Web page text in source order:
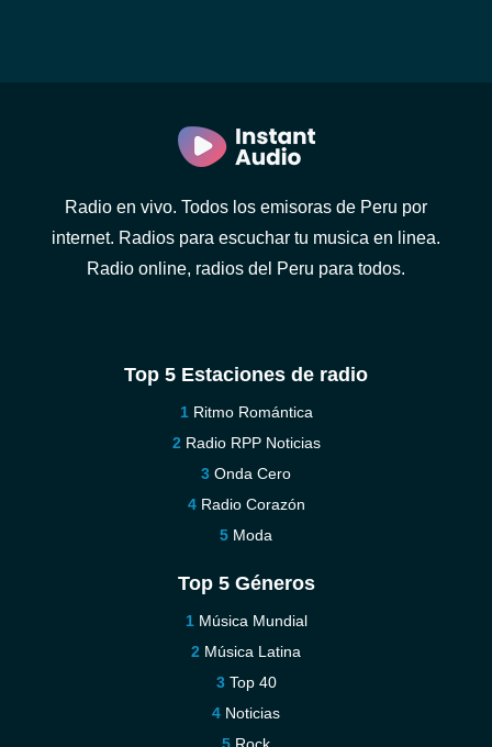
Radio en vivo. Todos los emisoras de Peru por
internet. Radios para escuchar tu musica en linea.
Radio online, radios del Peru para todos.
Top 5 Estaciones de radio
Ritmo Romántica
Radio RPP Noticias
Onda Cero
Radio Corazón
Moda
Top 5 Géneros
Música Mundial
Música Latina
Top 40
Noticias